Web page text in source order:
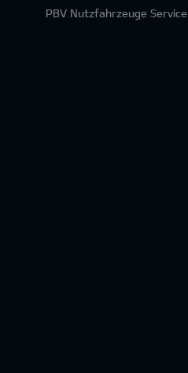
PBV Nutzfahrzeuge Service